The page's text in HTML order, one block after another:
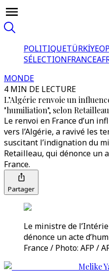
POLITIQUETÜRKİYE
SÉLECTIONFRANCE
MONDE
4 MIN DE LECTURE
L’Algérie renvoie un
"humiliation", selon Retailleau
Le renvoi en France d’un
vers l’Algérie, a ravivé les
suscitant l’indignation du
Retailleau, qui dénonce un
France.
Partager
Le ministre de
dénonce un acte
France / Photo: AFP /
Melike